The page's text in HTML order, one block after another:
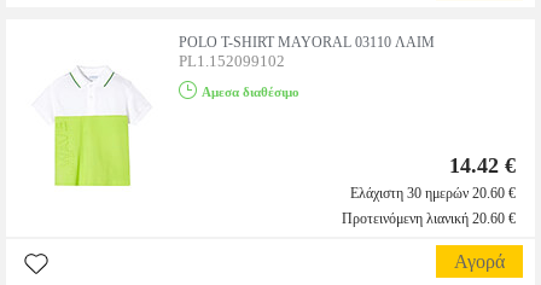
POLO T-SHIRT MAYORAL 03110 ΛΑΙΜ
PL1.152099102
Αμεσα διαθέσιμο
14.42 €
Ελάχιστη 30 ημερών 20.60 €
Προτεινόμενη λιανική 20.60 €
Αγορά